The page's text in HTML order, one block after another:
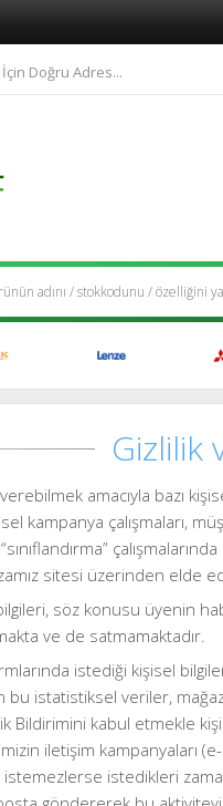
Doğru Adres...
Gizlilik
amacıyla bazı
kampanya çalışmaları,
sitesi üzerinden elde
söz konusu üyenin
ve de satmamaktadır.
istediği kişisel
istatistiksel veriler,
Bildirimini kabul etmekle
iletişim kampanyaları
istedikleri